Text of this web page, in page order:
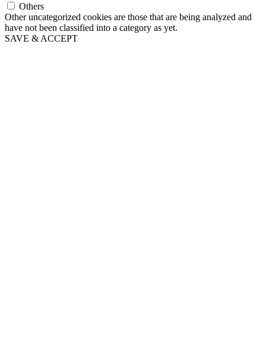
Others
Other uncategorized cookies are those that are being analyzed and
have not been classified into a category as yet.
SAVE & ACCEPT